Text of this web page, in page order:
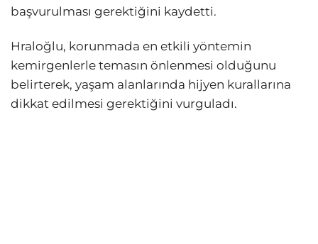
başvurulması gerektiğini kaydetti.
Hraloğlu, korunmada en etkili yöntemin
kemirgenlerle temasın önlenmesi olduğunu
belirterek, yaşam alanlarında hijyen kurallarına
dikkat edilmesi gerektiğini vurguladı.